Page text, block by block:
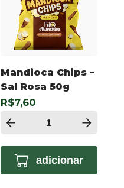
Mandioca Chips –
Sal Rosa 50g
R$7,60
adicionar